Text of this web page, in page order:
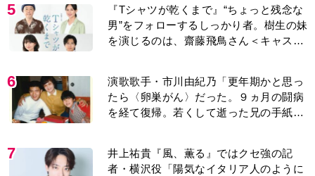
5
『Tシャツが乾くまで』“ちょっと残念な
男”をフォローするしっかり者。樹生の妹
を演じるのは、齋藤飛鳥さん＜キャスト
6
演歌歌手・市川由紀乃「更年期かと思っ
たら〈卵巣がん〉だった。９ヵ月の闘病
を経て復帰。若くして逝った兄の手紙を
7
井上祐貴『風、薫る』ではクセ強の記
者・横沢役「陽気なイタリア人のように